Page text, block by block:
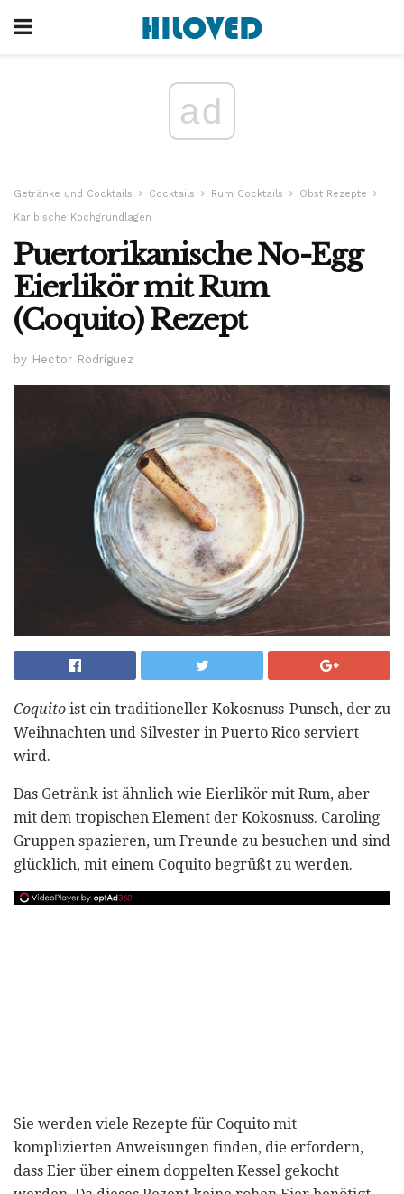
ad
Getränke und Cocktails Cocktails Rum Cocktails
Obst Rezepte
Karibische Kochgrundlagen
Puertorikanische No-Egg
Eierlikör mit Rum
(Coquito) Rezept
by Hector Rodriguez
Coquito ist ein traditioneller Kokosnuss-Punsch, der zu
Weihnachten und Silvester in Puerto Rico serviert
wird.
Das Getränk ist ähnlich wie Eierlikör mit Rum, aber
mit dem tropischen Element der Kokosnuss. Caroling
Gruppen spazieren, um Freunde zu besuchen und sind
glücklich, mit einem Coquito begrüßt zu werden.
Sie werden viele Rezepte für Coquito mit
komplizierten Anweisungen finden, die erfordern,
dass Eier über einem doppelten Kessel gekocht